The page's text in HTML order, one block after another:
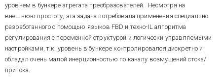
зерна, последовательности и
уровня заполнения емкостей,
рецепта приготавливаемой
смеси компонентов, управление
включением и отключением
потоков, с защитой от
неправильных действий
расходов зерна в схеме,
текущих значений процентного
соотношения компонентов
смеси, степени заполнения
уровнем в бункере агрегата преобразователей. Несмотря на
внешнюю простоту, эта задача потребовала применения специально
разработанного с помощью языков FBD и техно-IL алгоритма
регулирования с переменной структурой и логически управляемыми
настройками, т.к. уровень в бункере контролировался дискретно и
обладал очень малой инерционностью по каналу возмущений стока/
притока.